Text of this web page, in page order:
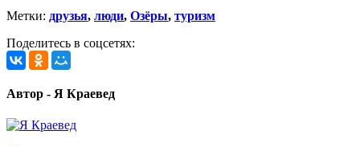
Метки: друзья, люди, Озёры, туризм
Поделитесь в соцсетях:
Автор - Я Краевед